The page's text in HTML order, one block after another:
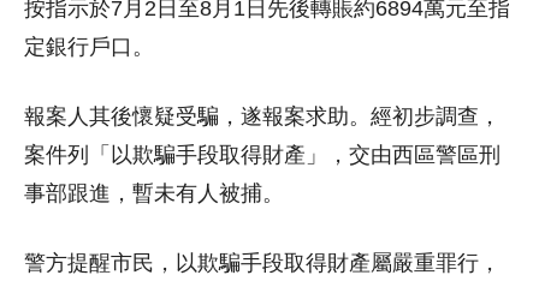
按指示於7月2日至8月1日先後轉賬約6894萬元至指
定銀行戶口。
報案人其後懷疑受騙，遂報案求助。經初步調查，
案件列「以欺騙手段取得財產」，交由西區警區刑
事部跟進，暫未有人被捕。
警方提醒市民，以欺騙手段取得財產屬嚴重罪行，